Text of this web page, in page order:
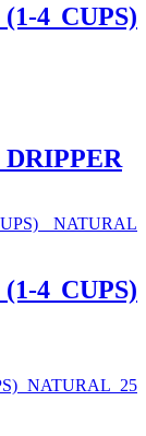
4 CUPS)
4 CUPS)